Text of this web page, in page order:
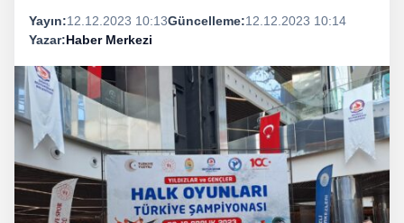
Yayın:12.12.2023 10:13Güncelleme:12.12.2023 10:14
Yazar:Haber Merkezi